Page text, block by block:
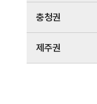
충청권
제주권